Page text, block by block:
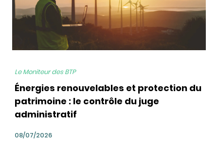
Le Moniteur des BTP
Énergies renouvelables et protection du
patrimoine : le contrôle du juge
administratif
08/07/2026